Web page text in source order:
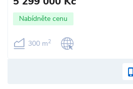
Nabídněte cenu
300 m2